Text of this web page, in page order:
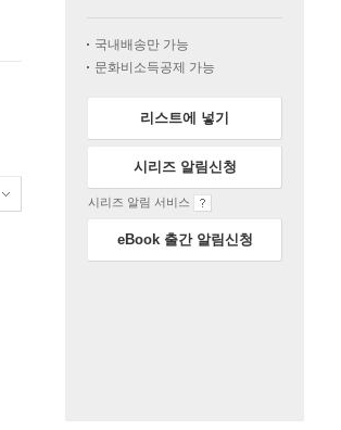
국내배송만 가능
문화비소득공제 가능
리스트에 넣기
시리즈 알림신청
시리즈 알림 서비스
eBook 출간 알림신청